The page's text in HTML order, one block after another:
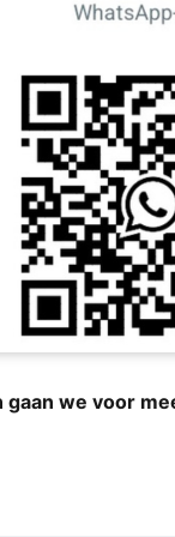
gaan we voor